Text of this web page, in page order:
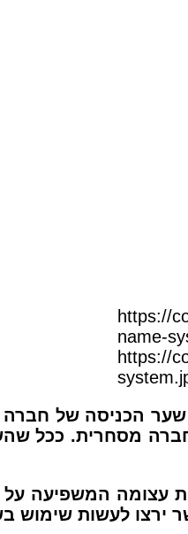
https://
הכניסה של
מסחרית. ככל
המשפיעה על
לעשות שימוש